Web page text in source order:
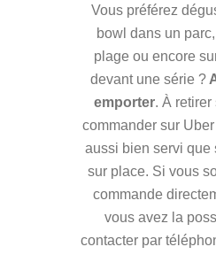
Vous préférez
bowl dans un
plage ou encore
devant une série ?
emporter. À retirer
commander sur
aussi bien servi que
sur place. Si vous
commande
vous avez la
contacter par